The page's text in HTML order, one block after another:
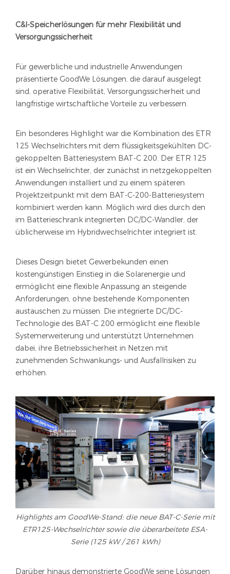
C&I-Speicherlösungen für mehr Flexibilität und
Versorgungssicherheit
Für gewerbliche und industrielle Anwendungen
präsentierte GoodWe Lösungen, die darauf ausgelegt
sind, operative Flexibilität, Versorgungssicherheit und
langfristige wirtschaftliche Vorteile zu verbessern.
Ein besonderes Highlight war die Kombination des ETR
125 Wechselrichters mit dem flüssigkeitsgekühlten DC-
gekoppelten Batteriesystem BAT-C 200. Der ETR 125
ist ein Wechselrichter, der zunächst in netzgekoppelten
Anwendungen installiert und zu einem späteren
Projektzeitpunkt mit dem BAT-C-200-Batteriesystem
kombiniert werden kann. Möglich wird dies durch den
im Batterieschrank integrierten DC/DC-Wandler, der
üblicherweise im Hybridwechselrichter integriert ist.
Dieses Design bietet Gewerbekunden einen
kostengünstigen Einstieg in die Solarenergie und
ermöglicht eine flexible Anpassung an steigende
Anforderungen, ohne bestehende Komponenten
austauschen zu müssen. Die integrierte DC/DC-
Technologie des BAT-C 200 ermöglicht eine flexible
Systemerweiterung und unterstützt Unternehmen
dabei, ihre Betriebssicherheit in Netzen mit
zunehmenden Schwankungs- und Ausfallrisiken zu
erhöhen.
Highlights am GoodWe-Stand: die neue BAT-C-Serie mit
ETR125-Wechselrichter sowie die überarbeitete ESA-
Serie (125 kW / 261 kWh)
Darüber hinaus demonstrierte GoodWe seine Lösungen